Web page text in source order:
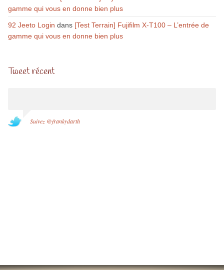
gamme qui vous en donne bien plus
92 Jeeto Login dans [Test Terrain] Fujifilm X-T100 – L’entrée de
gamme qui vous en donne bien plus
Tweet récent
Suivez @frankydarth